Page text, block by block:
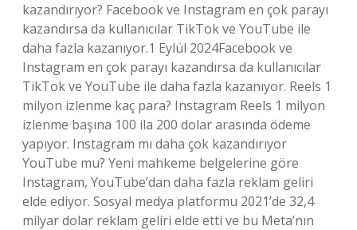
kazandırıyor? Facebook ve Instagram en çok parayı
kazandırsa da kullanıcılar TikTok ve YouTube ile
daha fazla kazanıyor.1 Eylül 2024Facebook ve
Instagram en çok parayı kazandırsa da kullanıcılar
TikTok ve YouTube ile daha fazla kazanıyor. Reels 1
milyon izlenme kaç para? Instagram Reels 1 milyon
izlenme başına 100 ila 200 dolar arasında ödeme
yapıyor. Instagram mı daha çok kazandırıyor
YouTube mu? Yeni mahkeme belgelerine göre
Instagram, YouTube’dan daha fazla reklam geliri
elde ediyor. Sosyal medya platformu 2021’de 32,4
milyar dolar reklam geliri elde etti ve bu Meta’nın